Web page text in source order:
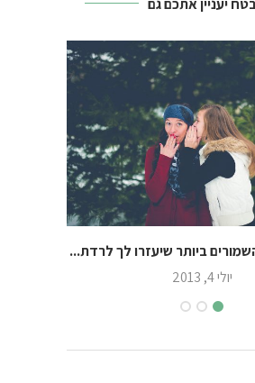
יעניין אתכם גם
ביותר שיעזרו לך לרדת...
יולי 4, 2013